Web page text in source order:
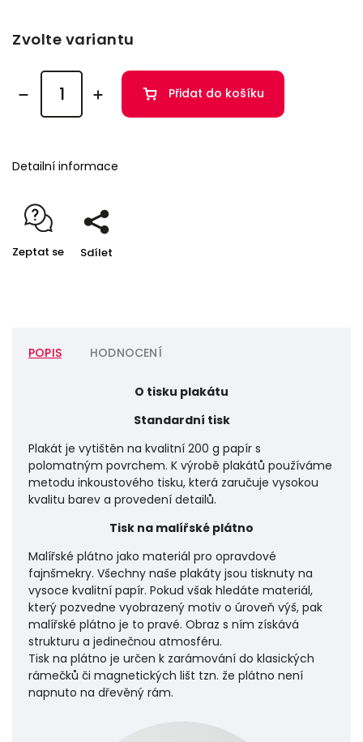
Zvolte variantu
Přidat do košíku
Detailní informace
Zeptat se Sdílet
POPIS HODNOCENÍ
O tisku plakátu
Standardní tisk
Plakát je vytištěn na kvalitní 200 g papír s
polomatným povrchem. K výrobě plakátů používáme
metodu inkoustového tisku, která zaručuje vysokou
kvalitu barev a provedení detailů.
Tisk na malířské plátno
Malířské plátno jako materiál pro opravdové
fajnšmekry. Všechny naše plakáty jsou tisknuty na
vysoce kvalitní papír. Pokud však hledáte materiál,
který pozvedne vyobrazený motiv o úroveň výš, pak
malířské plátno je to pravé. Obraz s ním získává
strukturu a jedinečnou atmosféru.
Tisk na plátno je určen k zarámování do klasických
rámečků či magnetických lišt tzn. že plátno není
napnuto na dřevěný rám.